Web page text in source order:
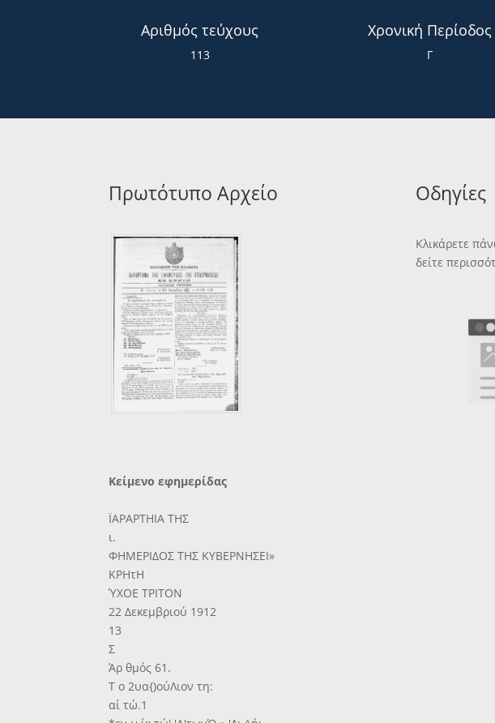
Αριθμός τεύχους
113
Χρονική Περίοδος
Γ
Πρωτότυπο Αρχείο Οδηγίες
Κλικάρετε
δείτε
Κείμενο εφημερίδας
ΪΑΡΑΡΤΗΙΑ ΤΗΣ
ι.
ΦΗΜΕΡΙΔΟΣ ΤΗΣ ΚΥΒΕΡΝΗΣΕΙ»
ΚΡΗτΗ
ΎΧΟΕ ΤΡΙΤΟΝ
22 Δεκεμβριού 1912
13
Σ
Άρ θμός 61.
Τ ο 2υα{)ούΛιον τη:
αί τώ.1